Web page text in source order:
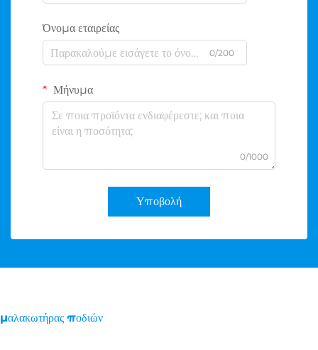
Όνομα εταιρείας
0/200
Μήνυμα
0/1000
Υποβολή
μαλακωτήρας ποδιών